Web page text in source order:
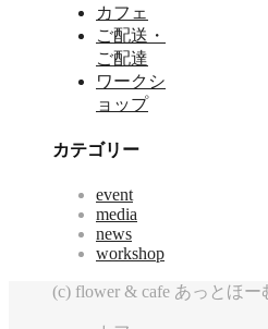
カフェ
ご配送・
ご配達
ワークシ
ョップ
カテゴリー
event
media
news
workshop
(c) flower & cafe あっとほー